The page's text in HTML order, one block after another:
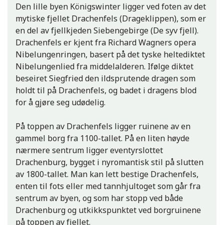
Den lille byen Königswinter ligger ved foten av det
mytiske fjellet Drachenfels (Drageklippen), som er
en del av fjellkjeden Siebengebirge (De syv fjell).
Drachenfels er kjent fra Richard Wagners opera
Nibelungenringen, basert på det tyske heltediktet
Nibelungenlied fra middelalderen. Ifølge diktet
beseiret Siegfried den ildsprutende dragen som
holdt til på Drachenfels, og badet i dragens blod
for å gjøre seg udødelig.
På toppen av Drachenfels ligger ruinene av en
gammel borg fra 1100-tallet. På en liten høyde
nærmere sentrum ligger eventyrslottet
Drachenburg, bygget i nyromantisk stil på slutten
av 1800-tallet. Man kan lett bestige Drachenfels,
enten til fots eller med tannhjultoget som går fra
sentrum av byen, og som har stopp ved både
Drachenburg og utkikkspunktet ved borgruinene
på toppen av fjellet.